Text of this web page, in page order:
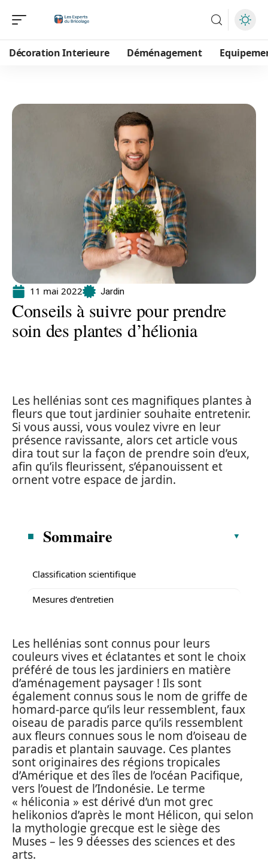
Décoration Interieure Déménagement
11 mai 2022 Jardin
Conseils à suivre pour prendre
soin des plantes d’hélionia
Les hellénias sont ces magnifiques plantes à
fleurs que tout jardinier souhaite entretenir.
Si vous aussi, vous voulez vivre en leur
présence ravissante, alors cet article vous
dira tout sur la façon de prendre soin d’eux,
afin qu’ils fleurissent, s’épanouissent et
ornent votre espace de jardin.
Sommaire
Classification scientifique
Mesures d’entretien
Les hellénias sont connus pour leurs
couleurs vives et éclatantes et sont le choix
préféré de tous les jardiniers en matière
d’aménagement paysager ! Ils sont
également connus sous le nom de griffe de
homard-parce qu’ils leur ressemblent, faux
oiseau de paradis parce qu’ils ressemblent
aux fleurs connues sous le nom d’oiseau de
paradis et plantain sauvage. Ces plantes
sont originaires des régions tropicales
d’Amérique et des îles de l’océan Pacifique,
vers l’ouest de l’Indonésie. Le terme
« héliconia » est dérivé d’un mot grec
helikonios d’après le mont Hélicon, qui selon
la mythologie grecque est le siège des
Muses – les 9 déesses des sciences et des
arts.